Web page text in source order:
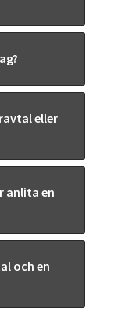
eller
anlita en
och en